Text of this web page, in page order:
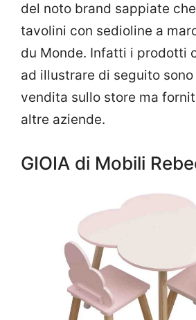
del noto brand sappiate
tavolini con sedioline a
du Monde. Infatti i prodotti
ad illustrare di seguito
vendita sullo store ma
altre aziende.
GIOIA di Mobili